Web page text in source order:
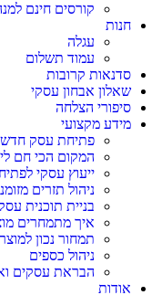
קורסים חינם
חנות
עגלה
עמוד תשלום
סדנאות קרובות
שאלון אבחון עסקי
סיפורי הצלחה
מידע מקצועי
פתיחת עסק חדש
המקום הכי חם
ייעוץ עסקי
ניהול תזרים
בניית תוכנית
איך מתמחרים
תמחור נכון למוצר
ניהול כספים
הבראת עסקים
אודות